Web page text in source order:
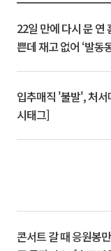
22일 만에 다시 문
쁜데 재고 없어 ‘발동
입추매직 '불발', 처
시태그]
콘서트 갈 때 응원봉